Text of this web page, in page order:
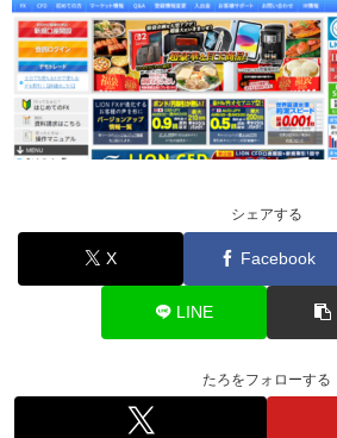
シェアする
X Facebook
LINE
たろをフォローする